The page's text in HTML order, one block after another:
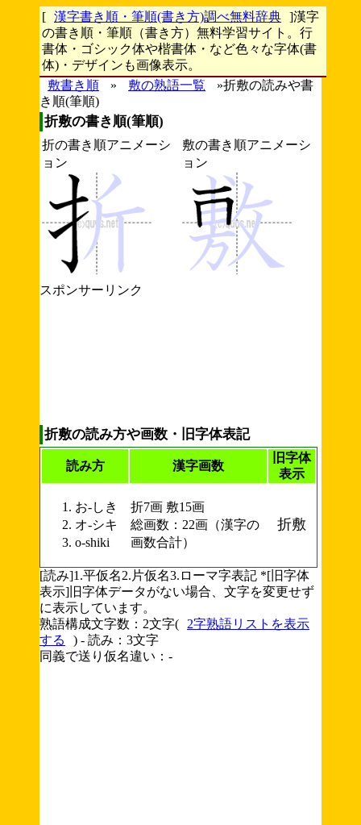
[ 漢字書き順・筆順(書き方)調べ無料辞典 ]漢字
の書き順・筆順（書き方）無料学習サイト。行
書体・ゴシック体や楷書体・など色々な字体(書
体)・デザインも画像表示。
敷書き順
» 敷の熟語一覧
»折敷の読みや書
き順(筆順)
折敷の書き順(筆順)
折の書き順アニメーシ
ョン
敷の書き順アニメーシ
ョン
スポンサーリンク
折敷の読み方や画数・旧字体表記
読み方 漢字画数
旧字体
表示
お-しき
オ-シキ
o-shiki
折7画 敷15画
総画数：22画（漢字の
画数合計）
折敷
[読み]1.平仮名2.片仮名3.ローマ字表記 *[旧字体
表示]旧字体データがない場合、文字を変更せず
に表示しています。
熟語構成文字数：2文字(
2字熟語リストを表示
する
) - 読み：3文字
同義で送り仮名違い：-